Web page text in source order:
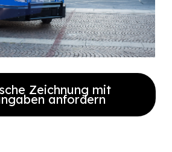
Zeichnung mit
anfordern